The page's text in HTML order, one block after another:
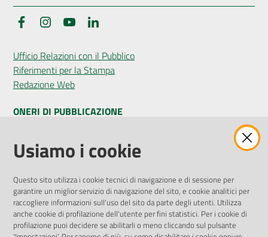
FacebookInstagramYouTube
Ufficio Relazioni con il Pubblico
Riferimenti per la Stampa
Redazione Web
ONERI DI PUBBLICAZIONE
Amministrazione Trasparente
Pubblicità legale
Privacy Policy
Attuazione Misure PNRR
Liste di Attesa
Usiamo i cookie
Questo sito utilizza i cookie tecnici di navigazione e di sessione per
garantire un miglior servizio di navigazione del sito, e cookie analitici per
raccogliere informazioni sull'uso del sito da parte degli utenti. Utilizza
anche cookie di profilazione dell'utente per fini statistici. Per i cookie di
profilazione puoi decidere se abilitarli o meno cliccando sul pulsante